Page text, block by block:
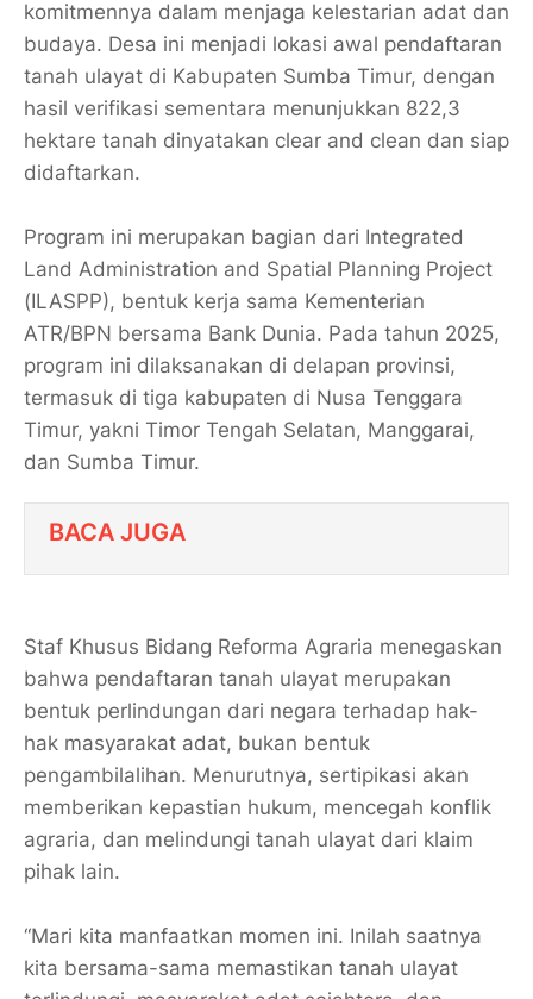
komitmennya dalam menjaga kelestarian adat dan
budaya. Desa ini menjadi lokasi awal pendaftaran
tanah ulayat di Kabupaten Sumba Timur, dengan
hasil verifikasi sementara menunjukkan 822,3
hektare tanah dinyatakan clear and clean dan siap
didaftarkan.
Program ini merupakan bagian dari Integrated
Land Administration and Spatial Planning Project
(ILASPP), bentuk kerja sama Kementerian
ATR/BPN bersama Bank Dunia. Pada tahun 2025,
program ini dilaksanakan di delapan provinsi,
termasuk di tiga kabupaten di Nusa Tenggara
Timur, yakni Timor Tengah Selatan, Manggarai,
dan Sumba Timur.
BACA JUGA
Staf Khusus Bidang Reforma Agraria menegaskan
bahwa pendaftaran tanah ulayat merupakan
bentuk perlindungan dari negara terhadap hak-
hak masyarakat adat, bukan bentuk
pengambilalihan. Menurutnya, sertipikasi akan
memberikan kepastian hukum, mencegah konflik
agraria, dan melindungi tanah ulayat dari klaim
pihak lain.
“Mari kita manfaatkan momen ini. Inilah saatnya
kita bersama-sama memastikan tanah ulayat